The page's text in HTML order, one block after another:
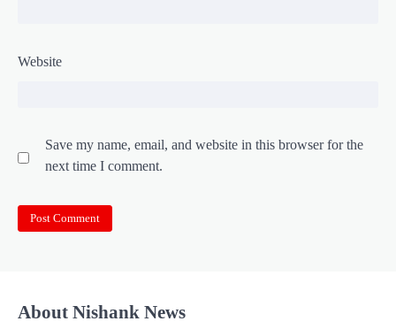
Website
Save my name, email, and website in this browser for the
next time I comment.
About Nishank News